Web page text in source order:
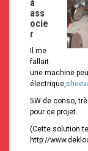
à
ass
ocie
r
Il me
fallait
une machine
électrique,
5W de conso,
pour ce projet.
(Cette solution
http://